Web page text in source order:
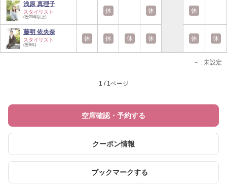
浅原 真理子
スタイリスト
(歴20年以上)
藤明 依央奈
スタイリスト
(歴8年)
休 休 休
休 休 休 休 休 休
－ : 未設定
1 / 1ページ
空席確認・予約する
クーポン情報
ブックマークする